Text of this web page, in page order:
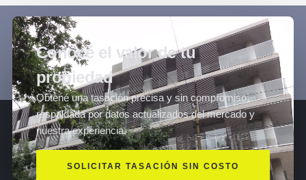
Conocé el valor de tu
propiedad
Obtené una tasación precisa y sin compromiso,
respaldada por datos actualizados del mercado y
nuestra experiencia.
SOLICITAR TASACIÓN SIN COSTO